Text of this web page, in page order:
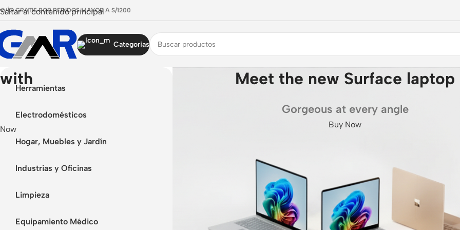
Saltar al contenido principal
GRATIS POR PEDIDOS MAYOR A S/1200
Categorias
Herramientas
Electrodomésticos
Hogar, Muebles y Jardín
Industrias y Oficinas
Limpieza
Equipamiento Médico
Meet the new Surface laptop
Gorgeous at every angle
Buy Now